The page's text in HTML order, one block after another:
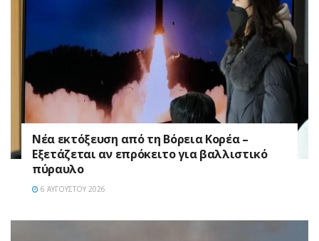
Νέα εκτόξευση από τη Βόρεια Κορέα –
Εξετάζεται αν επρόκειτο για βαλλιστικό
πύραυλο
6 ΑΥΓΟΎΣΤΟΥ 2026